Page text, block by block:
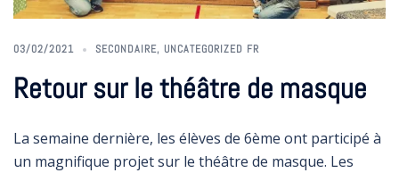
03/02/2021 SECONDAIRE, UNCATEGORIZED FR
Retour sur le théâtre de masque
La semaine dernière, les élèves de 6ème ont participé à
un magnifique projet sur le théâtre de masque. Les